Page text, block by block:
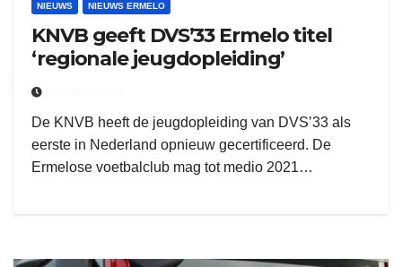
NIEUWS NIEUWS ERMELO
KNVB geeft DVS’33 Ermelo titel
‘regionale jeugdopleiding’
De KNVB heeft de jeugdopleiding van DVS’33 als
eerste in Nederland opnieuw gecertificeerd. De
Ermelose voetbalclub mag tot medio 2021…